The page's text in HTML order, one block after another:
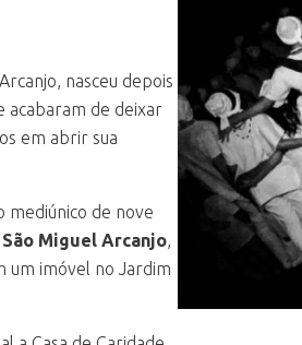
nasceu depois
acabaram de deixar
em abrir sua
mediúnico de nove
Miguel Arcanjo,
um imóvel no Jardim